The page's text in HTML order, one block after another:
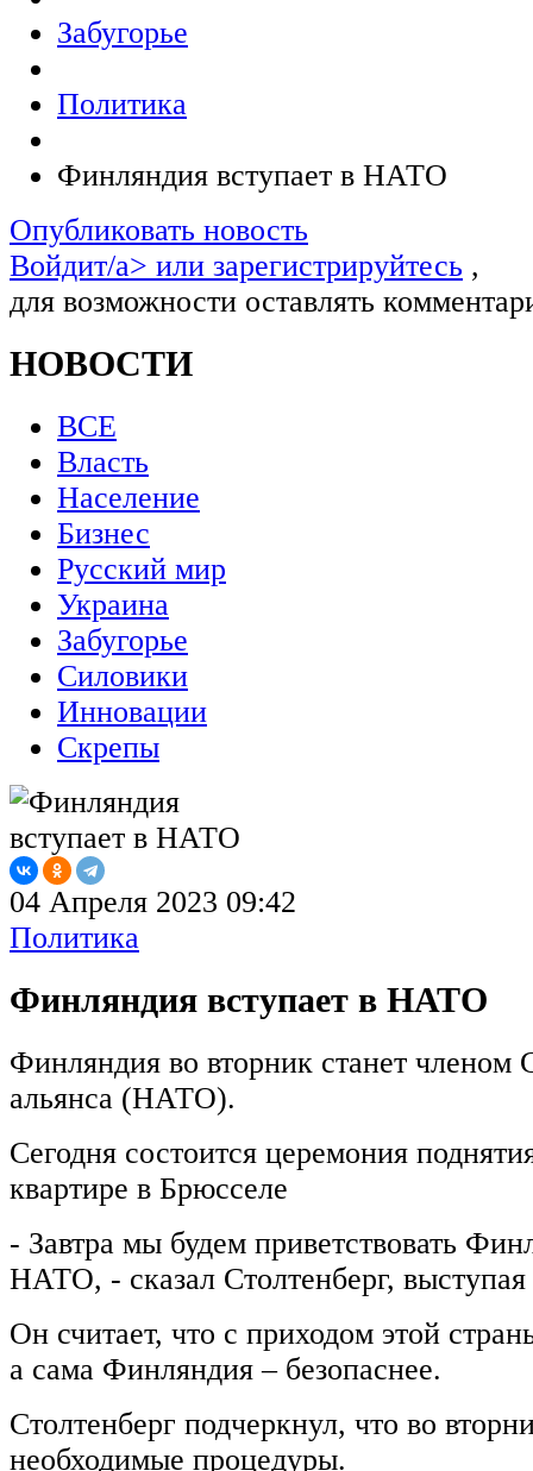
Забугорье
Политика
Финляндия вступает в НАТО
Опубликовать новость
Войдит/a> или зарегистрируйтесь ,
для возможности оставлять
НОВОСТИ
ВСЕ
Власть
Население
Бизнес
Русский мир
Украина
Забугорье
Силовики
Инновации
Скрепы
04 Апреля 2023 09:42
Политика
Финляндия вступает в НАТО
Финляндия во вторник станет членом
альянса (НАТО).
Сегодня состоится церемония
квартире в Брюсселе
- Завтра мы будем приветствовать
НАТО, - сказал Столтенберг,
Он считает, что с приходом этой
а сама Финляндия – безопаснее.
Столтенберг подчеркнул, что во
необходимые процедуры.